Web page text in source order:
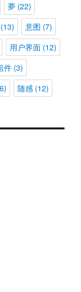
夢 (22)
(13) 意图 (7)
用户界面 (12)
件 (3)
随感 (12)